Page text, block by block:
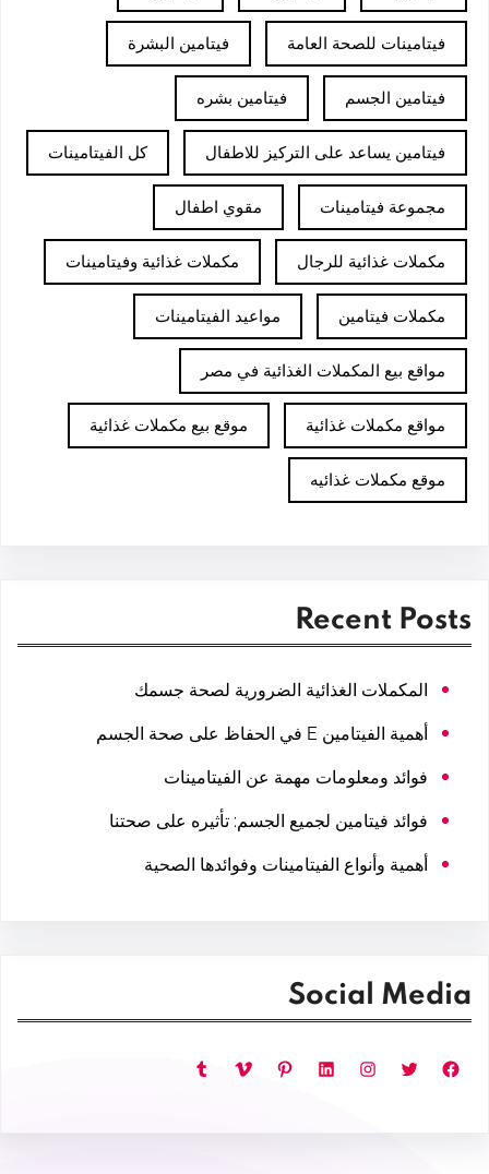
فيتامينات للصحة العامة فيتامين البشرة
فيتامين الجسم فيتامين بشره
فيتامين يساعد على التركيز للاطفال كل الفيتامينات
مجموعة فيتامينات مقوي اطفال
مكملات غذائية للرجال مكملات غذائية وفيتامينات
مكملات فيتامين مواعيد الفيتامينات
مواقع بيع المكملات الغذائية في مصر
مواقع مكملات غذائية موقع بيع مكملات غذائية
موقع مكملات غذائيه
Recent Posts
المكملات الغذائية الضرورية لصحة جسمك
أهمية الفيتامين E في الحفاظ على صحة الجسم
فوائد ومعلومات مهمة عن الفيتامينات
فوائد فيتامين لجميع الجسم: تأثيره على صحتنا
أهمية وأنواع الفيتامينات وفوائدها الصحية
Social Media
فيسبوك تويتر إنستجرام لينكد إن بينتريست فيميو تمبلر